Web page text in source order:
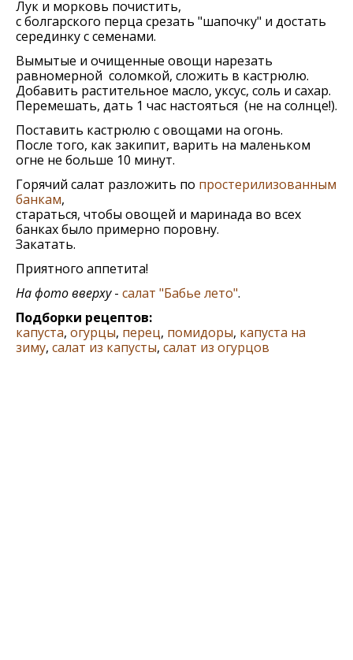
Лук и морковь почистить,
с болгарского перца срезать "шапочку" и достать
серединку с семенами.
Вымытые и очищенные овощи нарезать
равномерной соломкой, сложить в кастрюлю.
Добавить растительное масло, уксус, соль и сахар.
Перемешать, дать 1 час настояться (не на солнце!).
Поставить кастрюлю с овощами на огонь.
После того, как закипит, варить на маленьком
огне не больше 10 минут.
Горячий салат разложить по простерилизованным
банкам,
стараться, чтобы овощей и маринада во всех
банках было примерно поровну.
Закатать.
Приятного аппетита!
На фото вверху- салат "Бабье лето".
Подборки рецептов:
капуста, огурцы, перец, помидоры, капуста на
зиму, салат из капусты, салат из огурцов